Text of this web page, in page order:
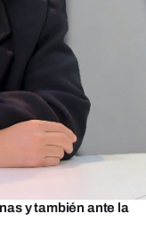
y también ante la